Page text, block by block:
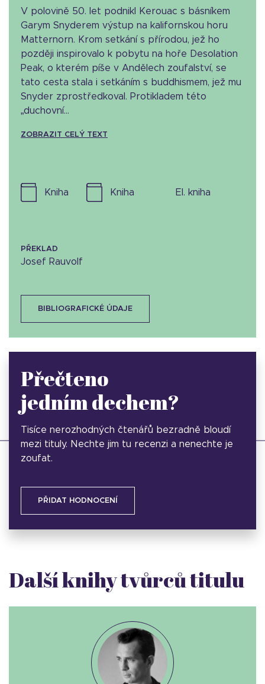
V polovině 50. let podnikl Kerouac s básníkem
Garym Snyderem výstup na kalifornskou horu
Matternorn. Krom setkání s přírodou, jež ho
později inspirovalo k pobytu na hoře Desolation
Peak, o kterém píše v Andělech zoufalství, se
tato cesta stala i setkáním s buddhismem, jež mu
Snyder zprostředkoval. Protikladem této
„duchovní...
ZOBRAZIT CELÝ TEXT
kniha kniha el. kniha
PŘEKLAD
Josef Rauvolf
BIBLIOGRAFICKÉ ÚDAJE
Přečteno
jedním dechem?
Tisíce nerozhodných čtenářů bezradně bloudí
mezi tituly. Nechte jim tu recenzi a nenechte je
zoufat.
PŘIDAT HODNOCENÍ
Další knihy tvůrců titulu